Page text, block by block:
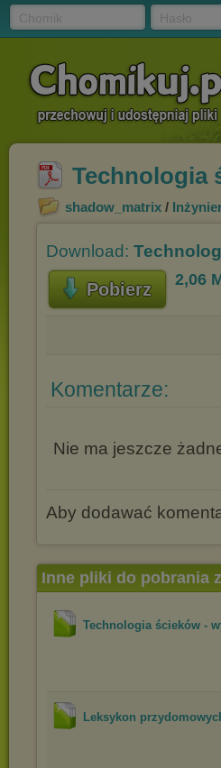
Technologia
shadow_matrix /
Download:
Pobierz 2,06
Komentarze:
Nie ma jeszcze
Aby dodawać
Inne pliki do pobrania
Technologia ścieków -
Leksykon